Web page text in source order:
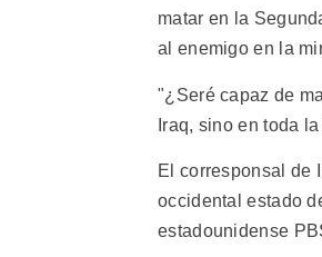
matar en la
al enemigo en la
"¿Seré capaz de
Iraq, sino en toda
El corresponsal de
occidental estado
estadounidense